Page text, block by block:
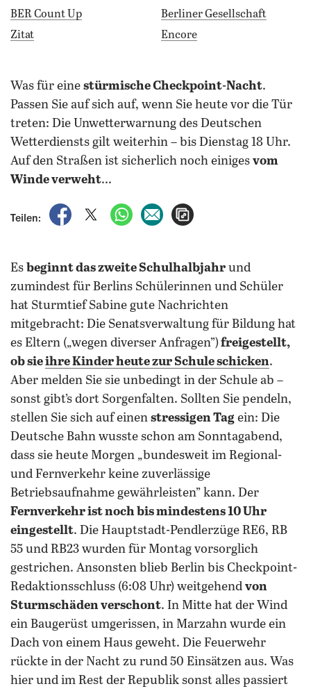
BER Count Up
Zitat
Berliner Gesellschaft
Encore
was für eine stürmische Checkpoint-Nacht.
Passen Sie auf sich auf, wenn Sie heute vor die Tür
treten: Die Unwetterwarnung des Deutschen
Wetterdiensts gilt weiterhin – bis Dienstag 18 Uhr.
Auf den Straßen ist sicherlich noch einiges vom
Winde verweht...
Teilen:
auf Facebook teilen
auf X teilenper WhatsApp teilen
per E-Mail teilen
Es beginnt das zweite Schulhalbjahr und
zumindest für Berlins Schülerinnen und Schüler
hat Sturmtief Sabine gute Nachrichten
mitgebracht: Die Senatsverwaltung für Bildung hat
es Eltern („wegen diverser Anfragen”)freigestellt,
ob sieihre Kinder heute zur Schule schicken.
Aber melden Sie sie unbedingt in der Schule ab –
sonst gibt’s dort Sorgenfalten. Sollten Sie pendeln,
stellen Sie sich auf einen stressigen Tag ein: Die
Deutsche Bahn wusste schon am Sonntagabend,
dass sie heute Morgen „bundesweit im Regional-
und Fernverkehr keine zuverlässige
Betriebsaufnahme gewährleisten” kann. Der
Fernverkehr ist noch bis mindestens 10 Uhr
eingestellt. Die Hauptstadt-Pendlerzüge RE6, RB
55 und RB23 wurden für Montag vorsorglich
gestrichen. Ansonsten blieb Berlin bis Checkpoint-
Redaktionsschluss (6:08 Uhr) weitgehend von
Sturmschäden verschont. In Mitte hat der Wind
ein Baugerüst umgerissen, in Marzahn wurde ein
Dach von einem Haus geweht. Die Feuerwehr
rückte in der Nacht zu rund 50 Einsätzen aus. Was
hier und im Rest der Republik sonst alles passiert